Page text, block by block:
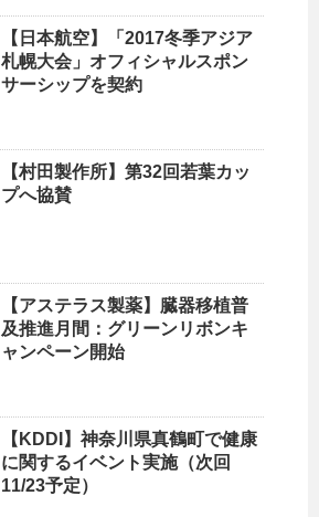
【日本航空】「2017冬季アジア
札幌大会」オフィシャルスポン
サーシップを契約
【村田製作所】第32回若葉カッ
プへ協賛
【アステラス製薬】臓器移植普
及推進月間：グリーンリボンキ
ャンペーン開始
【KDDI】神奈川県真鶴町で健康
に関するイベント実施（次回
11/23予定）